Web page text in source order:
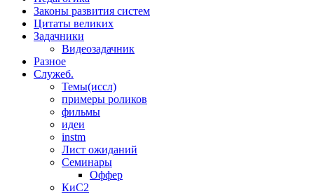
Законы развития систем
Цитаты великих
Задачники
Видеозадачник
Разное
Служеб.
Темы(иссл)
примеры роликов
фильмы
идеи
instm
Лист ожиданий
Семинары
Оффер
КиС2